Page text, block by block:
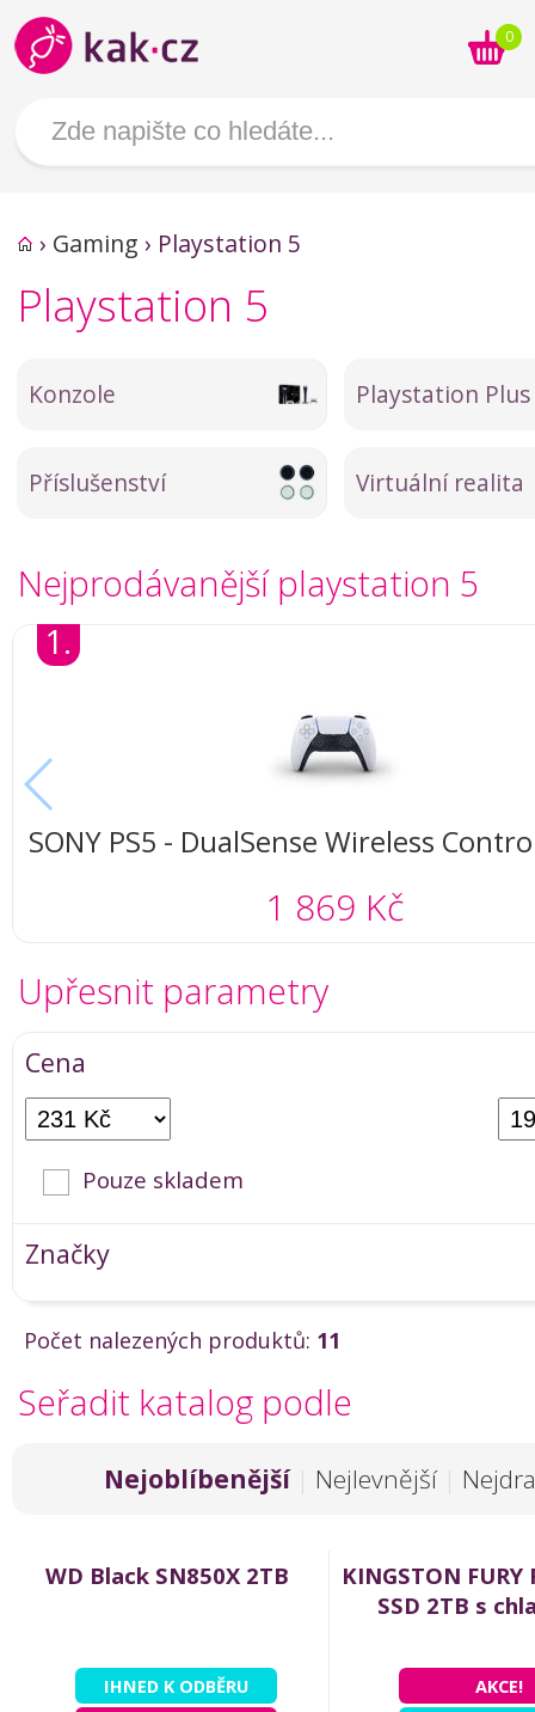
0
› Gaming › Playstation 5
Playstation 5
Konzole Playstation Plus
Příslušenství Virtuální realita
Nejprodávanější playstation 5
1.
SONY PS5 - DualSense Wireless
1 869 Kč
Upřesnit parametry
Cena
Pouze skladem
Značky
Počet nalezených produktů: 11
Seřadit katalog podle
Nejoblíbenější | Nejlevnější |
WD Black SN850X 2TB
IHNED K ODBĚRU
KINGSTON
SSD 2TB s
AKCE!